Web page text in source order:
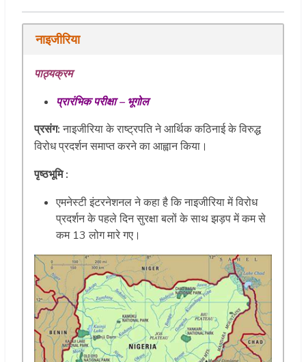
नाइजीरिया
पाठ्यक्रम
प्रारंभिक परीक्षा – भूगोल
प्रसंग:नाइजीरिया के राष्ट्रपति ने आर्थिक कठिनाई के विरुद्ध
विरोध प्रदर्शन समाप्त करने का आह्वान किया।
पृष्ठभूमि:
एमनेस्टी इंटरनेशनल ने कहा है कि नाइजीरिया में विरोध
प्रदर्शन के पहले दिन सुरक्षा बलों के साथ झड़प में कम से
कम 13 लोग मारे गए।